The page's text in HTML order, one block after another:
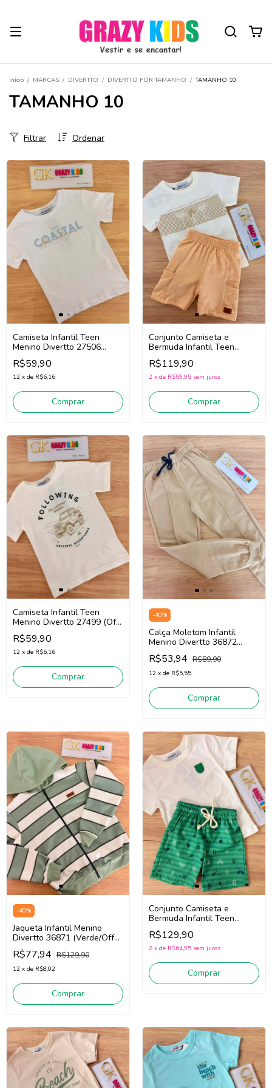
Início / MARCAS / DIVERTTO / DIVERTTO POR TAMANHO / TAMANHO 10
TAMANHO 10
Ordenar
Filtrar
Camiseta Infantil Teen
Menino Divertto 27506
(Branco)
R$59,90
12 x de R$6,16
Comprar
Conjunto Camiseta e
Bermuda Infantil Teen
Menino Divertto 27531 (Off
White/Bege)
R$119,90
2 x de R$59,95 sem juros
Comprar
Camiseta Infantil Teen
Menino Divertto 27499 (Off
White)
R$59,90
12 x de R$6,16
Comprar
-40%
Calça Moletom Infantil
Menino Divertto 36872
(Bege)
R$53,94 R$89,90
12 x de R$5,55
Comprar
-40%
Jaqueta Infantil Menino
Divertto 36871 (Verde/Off
White)
R$77,94 R$129,90
12 x de R$8,02
Comprar
Conjunto Camiseta e
Bermuda Infantil Teen
Menino Divertto 27406
(Branco/Verde)
R$129,90
2 x de R$64,95 sem juros
Comprar